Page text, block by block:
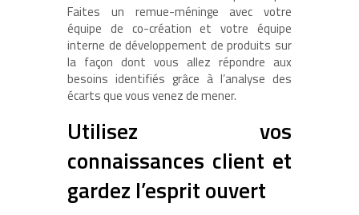
Faites un remue-méninge avec votre
équipe de co-création et votre équipe
interne de développement de produits sur
la façon dont vous allez répondre aux
besoins identifiés grâce à l’analyse des
écarts que vous venez de mener.
Utilisez vos
connaissances client et
gardez l’esprit ouvert